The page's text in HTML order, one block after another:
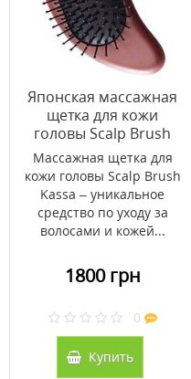
Японская массажная
щетка для кожи
головы Scalp Brush
Kassa Wooden
Массажная щетка для
кожи головы Scalp Brush
Kassa – уникальное
средство по уходу за
волосами и кожей...
1800 грн
0
Купить